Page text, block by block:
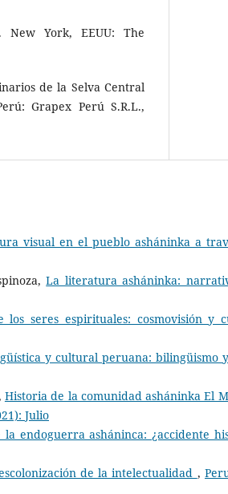
New York, EEUU: The
de la Selva Central
Grapex Perú S.R.L.,
visual en el pueblo asháninka a
La literatura asháninka:
los seres espirituales: cosmovisión y
y cultural peruana: bilingüismo
Historia de la comunidad asháninka El
Julio
la endoguerra asháninca: ¿accidente
de la intelectualidad ,